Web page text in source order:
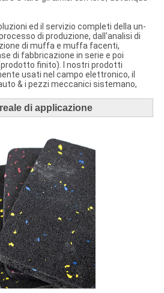
ed il servizio completi della un-
di produzione, dall'analisi di
di muffa e muffa facenti,
di fabbricazione in serie e poi
finito). I nostri prodotti
usati nel campo elettronico, il
& i pezzi meccanici sistemano,
di applicazione